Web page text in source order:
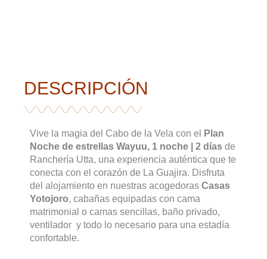
DESCRIPCIÓN
Vive la magia del Cabo de la Vela con el
Plan
Noche de estrellas Wayuu, 1 noche | 2 días de
Ranchería Utta, una experiencia auténtica que te
conecta con el corazón de La Guajira. Disfruta
del alojamiento en nuestras acogedoras Casas
Yotojoro, cabañas equipadas con cama
matrimonial o camas sencillas, baño privado,
ventilador y todo lo necesario para una estadía
confortable.